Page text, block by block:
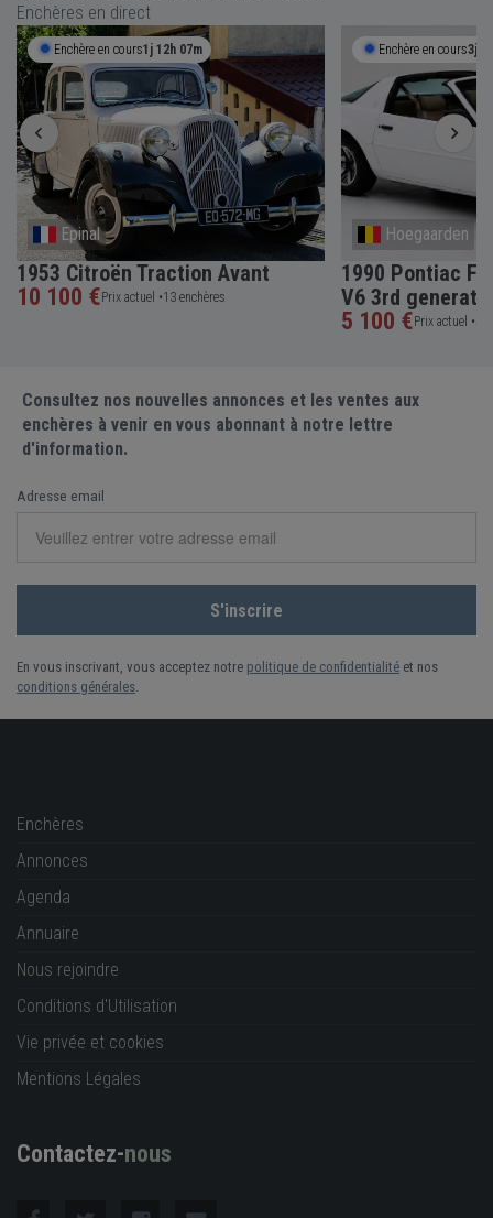
Enchères en direct
Enchère en cours1j 12h 07m
Epinal
1953 Citroën Traction Avant
10 100 €Prix actuel •13 enchères
Enchère en cours3j
Hoegaarden
1990 Pontiac
V6 3rd
5 100 €Prix actuel •4
Consultez nos nouvelles annonces et les ventes aux
enchères à venir en vous abonnant à notre lettre
d'information.
Adresse email
En vous inscrivant, vous acceptez notre politique de confidentialité et nos
conditions générales
Enchères
Annonces
Agenda
Annuaire
Nous rejoindre
Conditions d'Utilisation
Vie privée et cookies
Mentions Légales
Contactez-nous